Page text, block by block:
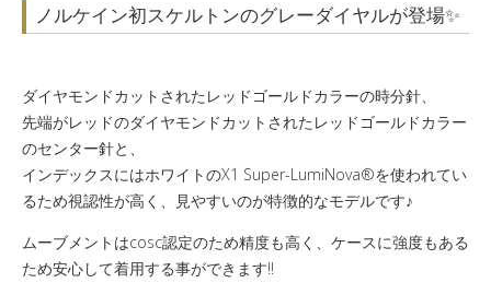
ノルケイン初スケルトンのグレーダイヤルが登場✨
ダイヤモンドカットされたレッドゴールドカラーの時分針、
先端がレッドのダイヤモンドカットされたレッドゴールドカラー
のセンター針と、
インデックスにはホワイトのX1 Super-LumiNova®を使われてい
るため視認性が高く、
見やすいのが特徴的なモデルです♪
ムーブメントはcosc認定のため精度も高く、ケースに強度もある
ため安心して着用する事ができます‼️